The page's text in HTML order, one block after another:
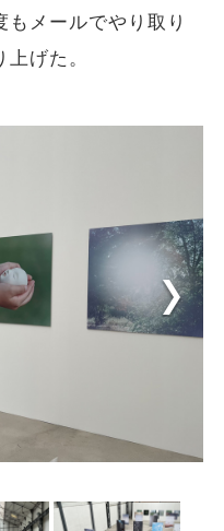
メールでやり取り
げた。